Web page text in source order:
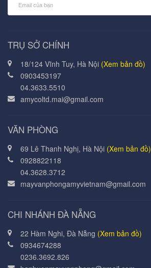
TRỤ SỞ CHÍNH
18/124 Vĩnh Tuy, Hà Nội (Xem bản đồ)
0903453197
04.3633.5510
amycoltd.mai@gmail.com
VĂN PHÒNG
69 Lê Thanh Nghị, Hà Nội (Xem bản đồ)
0928822118
04.3628.3712
mayvanphongamyvietnam@gmail.com
CHI NHÁNH ĐÀ NẴNG
22 Hàm Nghi, Đà Nẵng (Xem bản đồ)
0934674288
0236.3692.826